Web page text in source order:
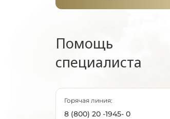
Помощь
специалиста
Горячая линия:
8 (800) 20 -1945- 0